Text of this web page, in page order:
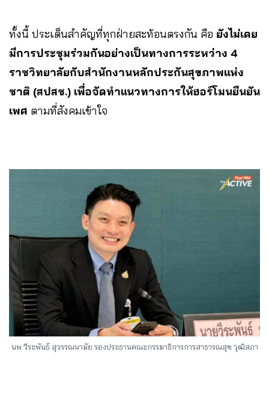
ทั้งนี้ ประเด็นสำคัญที่ทุกฝ่ายสะท้อนตรงกัน คือ ยังไม่เคย
มีการประชุมร่วมกันอย่างเป็นทางการระหว่าง 4
ราชวิทยาลัยกับสำนักงานหลักประกันสุขภาพแห่ง
ชาติ (สปสช.) เพื่อจัดทำแนวทางการให้ฮอร์โมนยืนยัน
เพศ ตามที่สังคมเข้าใจ
นพ.วีระพันธ์ สุวรรณนามัย รองประธานคณะกรรมาธิการการสาธารณสุข วุฒิสภา